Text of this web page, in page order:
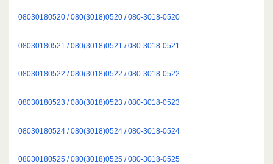
08030180520 / 080(3018)0520 / 080-3018-0520
08030180521 / 080(3018)0521 / 080-3018-0521
08030180522 / 080(3018)0522 / 080-3018-0522
08030180523 / 080(3018)0523 / 080-3018-0523
08030180524 / 080(3018)0524 / 080-3018-0524
08030180525 / 080(3018)0525 / 080-3018-0525